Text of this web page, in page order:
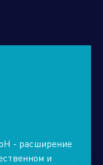
- расширение
и